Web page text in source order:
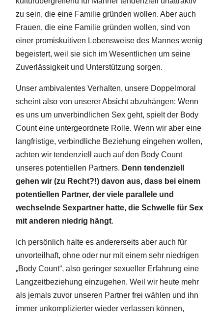
zu sein, die eine Familie gründen wollen. Aber auch
Frauen, die eine Familie gründen wollen, sind von
einer promiskuitiven Lebensweise des Mannes wenig
begeistert, weil sie sich im Wesentlichen um seine
Zuverlässigkeit und Unterstützung sorgen.
Unser ambivalentes Verhalten, unsere Doppelmoral
scheint also von unserer Absicht abzuhängen: Wenn
es uns um unverbindlichen Sex geht, spielt der Body
Count eine untergeordnete Rolle. Wenn wir aber eine
langfristige, verbindliche Beziehung eingehen wollen,
achten wir tendenziell auch auf den Body Count
unseres potentiellen Partners. Denn tendenziell
gehen wir (zu Recht?!) davon aus, dass bei einem
potentiellen Partner, der viele parallele und
wechselnde Sexpartner hatte, die Schwelle für Sex
mit anderen niedrig hängt.
Ich persönlich halte es andererseits aber auch für
unvorteilhaft, ohne oder nur mit einem sehr niedrigen
„Body Count“, also geringer sexueller Erfahrung eine
Langzeitbeziehung einzugehen. Weil wir heute mehr
als jemals zuvor unseren Partner frei wählen und ihn
immer unkomplizierter wieder verlassen können,